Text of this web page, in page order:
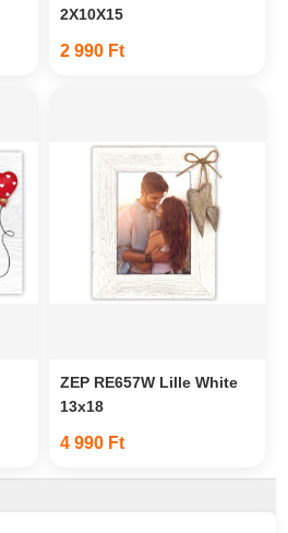
2X10X15
2 990 Ft
ZEP RE657W Lille White
13x18
4 990 Ft